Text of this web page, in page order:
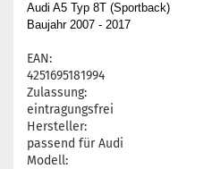
Audi A5 Typ 8T (Sportback)
Baujahr 2007 - 2017
EAN:
4251695181994
Zulassung:
eintragungsfrei
Hersteller:
passend für Audi
Modell: